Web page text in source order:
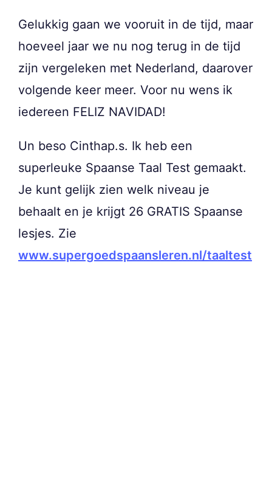
Gelukkig gaan we vooruit in de tijd, maar
hoeveel jaar we nu nog terug in de tijd
zijn vergeleken met Nederland, daarover
volgende keer meer. Voor nu wens ik
iedereen FELIZ NAVIDAD!
Un beso Cinthap.s. Ik heb een
superleuke Spaanse Taal Test gemaakt.
Je kunt gelijk zien welk niveau je
behaalt en je krijgt 26 GRATIS Spaanse
lesjes. Zie
www.supergoedspaansleren.nl/taaltest